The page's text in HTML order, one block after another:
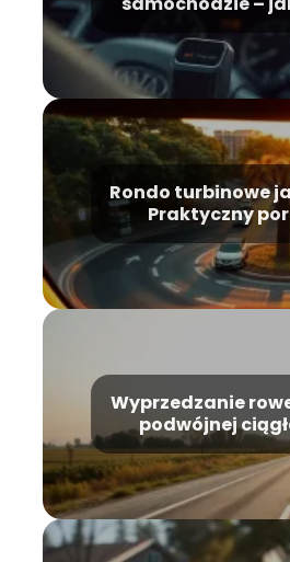
czy warto?
Rondo turbinowe
Praktyczny
Wyprzedzanie
podwójnej